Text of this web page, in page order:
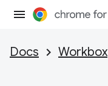
Docs Workbox